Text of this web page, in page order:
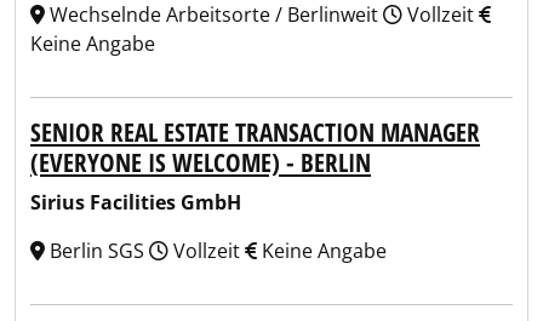
Wechselnde Arbeitsorte / Berlinweit
Vollzeit
Keine Angabe
SENIOR REAL ESTATE TRANSACTION MANAGER
(EVERYONE IS WELCOME) - BERLIN
Sirius Facilities GmbH
Berlin SGS
Vollzeit Keine Angabe